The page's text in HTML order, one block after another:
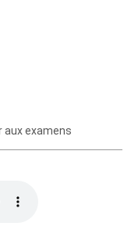
aux examens